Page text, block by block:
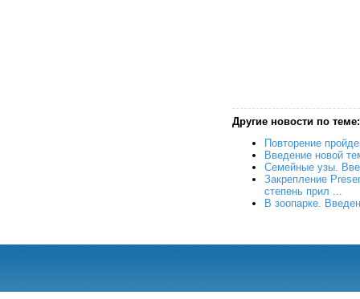
Другие новости по теме:
Повторение
Введение новой
Семейные узы.
Закрепление
степень прил ...
В зоопарке.